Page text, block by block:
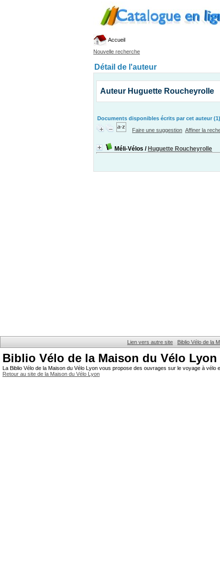
Accueil
Nouvelle recherche
Détail de l'auteur
Auteur Huguette Roucheyrolle
Documents disponibles écrits par cet auteur (1)
Faire une suggestion Affiner la
Méli-Vélos / Huguette Roucheyrolle
Lien vers autre site Biblio Vélo de la
Biblio Vélo de la Maison du Vélo Lyon
La Biblio Vélo de la Maison du Vélo Lyon vous propose des ouvrages sur le voyage à
Retour au site de la Maison du Vélo Lyon